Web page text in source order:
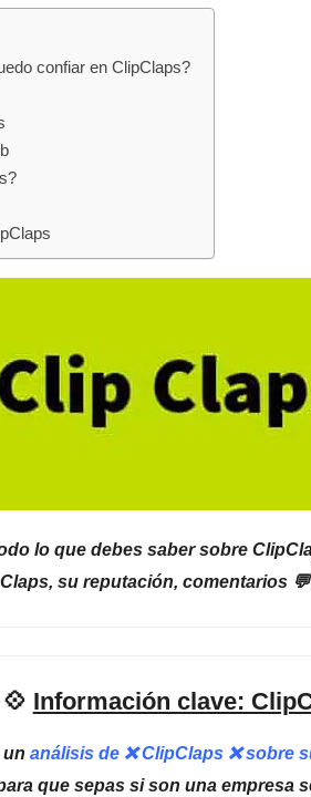
confiar en ClipClaps?
lo que debes saber sobre
su reputación, comentarios
💠 Información clave:
un análisis de ❌ ClipClaps ❌ sobre
que sepas si son una empresa